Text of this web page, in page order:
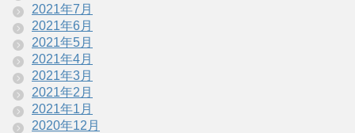
2021年7月
2021年6月
2021年5月
2021年4月
2021年3月
2021年2月
2021年1月
2020年12月